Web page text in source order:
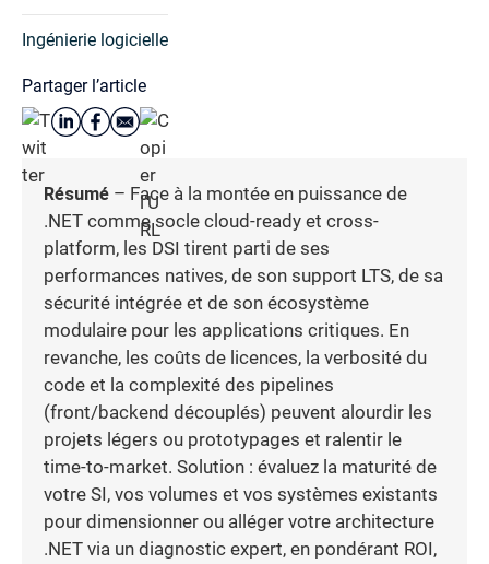
Ingénierie logicielle
Partager l’article
Résumé – Face à la montée en puissance de
.NET comme socle cloud-ready et cross-
platform, les DSI tirent parti de ses
performances natives, de son support LTS, de sa
sécurité intégrée et de son écosystème
modulaire pour les applications critiques. En
revanche, les coûts de licences, la verbosité du
code et la complexité des pipelines
(front/backend découplés) peuvent alourdir les
projets légers ou prototypages et ralentir le
time-to-market. Solution : évaluez la maturité de
votre SI, vos volumes et vos systèmes existants
pour dimensionner ou alléger votre architecture
.NET via un diagnostic expert, en pondérant ROI,